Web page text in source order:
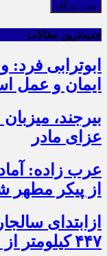
ثبت دیدگاه
جدیدترین مقالات
ابوترابی
ایمان و عمل
بیرجند،
عزای مادر
عرب زاده:
از پیکر مطهر
ازابتدای
۴۴۷ کیلومتر از محورهای خراسان جنوبی